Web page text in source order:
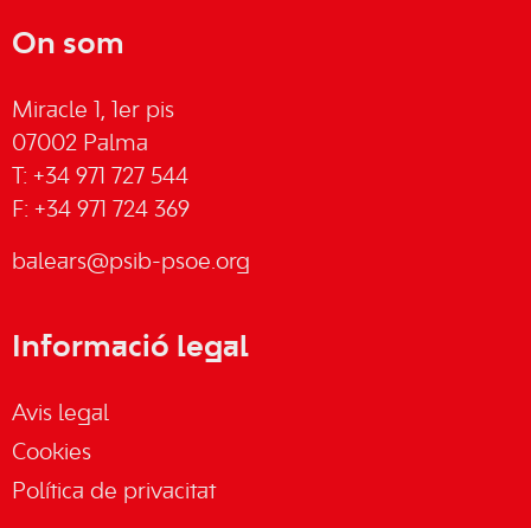
On som
Miracle 1, 1er pis
07002 Palma
T: +34 971 727 544
F: +34 971 724 369
balears@psib-psoe.org
Informació legal
Avis legal
Cookies
Política de privacitat